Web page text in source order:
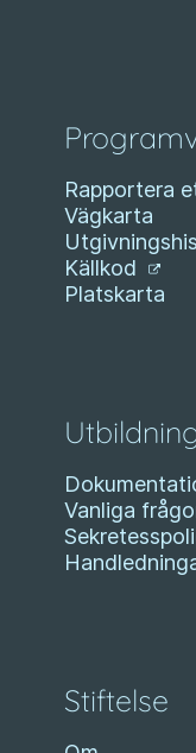
Rapportera
Vägkarta
Källkod
Platskarta
Vanliga
Stiftelse